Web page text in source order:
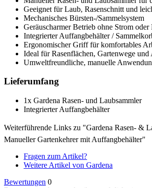
Geeignet für Laub, Rasenschnitt und
Mechanisches Bürsten-/Sammelsystem
Geräuscharmer Betrieb ohne Strom
Integrierter Auffangbehälter /
Ergonomischer Griff für komfortables
Ideal für Rasenflächen, Gartenwege und
Umweltfreundliche, manuelle
Lieferumfang
1x Gardena Rasen- und Laubsammler
Integrierter Auffangbehälter
Weiterführende Links zu "Gardena Rasen- &
Manueller Gartenkehrer mit Auffangbehälter"
Fragen zum Artikel?
Weitere Artikel von Gardena
Bewertungen 0